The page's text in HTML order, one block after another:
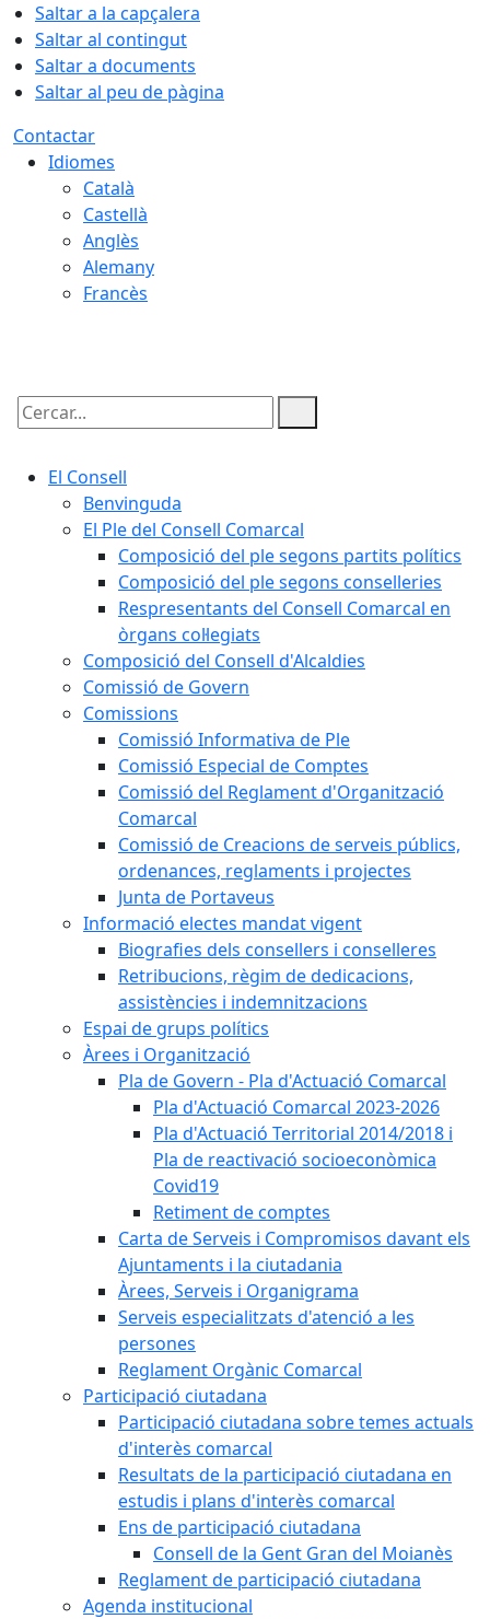
Saltar a la capçalera
Saltar al contingut
Saltar a documents
Saltar al peu de pàgina
Contactar
Idiomes
Català
Castellà
Anglès
Alemany
Francès
Cercar:
El Consell
Benvinguda
El Ple del Consell Comarcal
Composició del ple segons partits polítics
Composició del ple segons conselleries
Respresentants del Consell Comarcal en
òrgans col·legiats
Composició del Consell d'Alcaldies
Comissió de Govern
Comissions
Comissió Informativa de Ple
Comissió Especial de Comptes
Comissió del Reglament d'Organització
Comarcal
Comissió de Creacions de serveis públics,
ordenances, reglaments i projectes
Junta de Portaveus
Informació electes mandat vigent
Biografies dels consellers i conselleres
Retribucions, règim de dedicacions,
assistències i indemnitzacions
Espai de grups polítics
Àrees i Organització
Pla de Govern - Pla d'Actuació Comarcal
Pla d'Actuació Comarcal 2023-2026
Pla d'Actuació Territorial 2014/2018 i
Pla de reactivació socioeconòmica
Covid19
Retiment de comptes
Carta de Serveis i Compromisos davant els
Ajuntaments i la ciutadania
Àrees, Serveis i Organigrama
Serveis especialitzats d'atenció a les
persones
Reglament Orgànic Comarcal
Participació ciutadana
Participació ciutadana sobre temes actuals
d'interès comarcal
Resultats de la participació ciutadana en
estudis i plans d'interès comarcal
Ens de participació ciutadana
Consell de la Gent Gran del Moianès
Reglament de participació ciutadana
Agenda institucional